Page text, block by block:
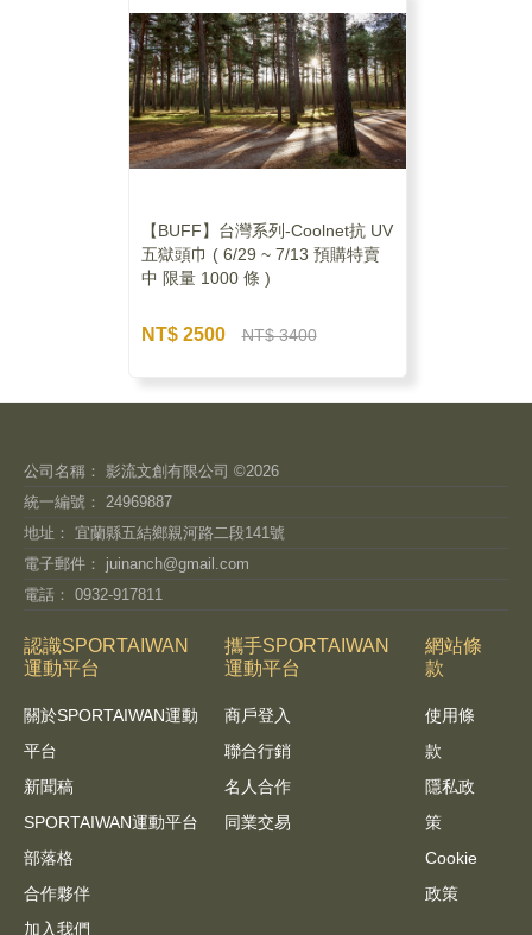
【BUFF】台灣系列-Coolnet抗 UV
五獄頭巾 ( 6/29 ~ 7/13 預購特賣
中 限量 1000 條 )
NT$ 2500 NT$ 3400
公司名稱： 影流文創有限公司 ©2026
統一編號： 24969887
地址： 宜蘭縣五結鄉親河路二段141號
電子郵件： juinanch@gmail.com
電話： 0932-917811
認識SPORTAIWAN
運動平台
關於SPORTAIWAN運動
平台
新聞稿
SPORTAIWAN運動平台
部落格
合作夥伴
加入我們
攜手SPORTAIWAN
運動平台
商戶登入
聯合行銷
名人合作
同業交易
網站條
款
使用條
款
隱私政
策
Cookie
政策